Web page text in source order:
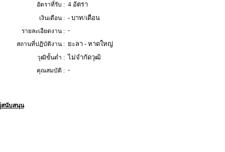
อัตราที่รับ : 4 อัตรา
เงินเดือน : - บาท/เดือน
รายละเอียดงาน : -
สถานที่ปฏิบัติงาน : ยะลา - หาดใหญ่
วุฒิขั้นต่ำ : ไม่จำกัดวุฒิ
คุณสมบัติ : -
สนับสนุน